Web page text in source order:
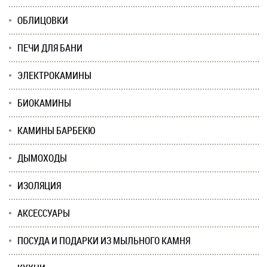
ОБЛИЦОВКИ
ПЕЧИ ДЛЯ БАНИ
ЭЛЕКТРОКАМИНЫ
БИОКАМИНЫ
КАМИНЫ БАРБЕКЮ
ДЫМОХОДЫ
ИЗОЛЯЦИЯ
АКСЕССУАРЫ
ПОСУДА И ПОДАРКИ ИЗ МЫЛЬНОГО КАМНЯ